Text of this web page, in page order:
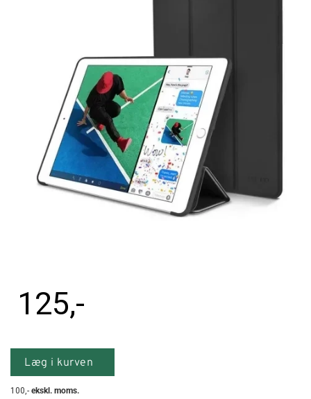
Reparationer og RMA
Reservedele
B2B-Opkøb
>>BACK-2-SCHOOL<<
125,-
Læg i kurven
100,- ekskl. moms.